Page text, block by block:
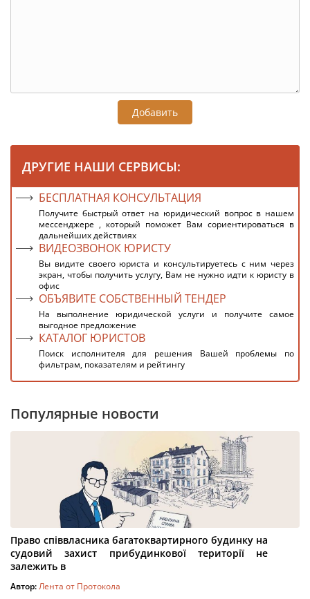
Добавить
ДРУГИЕ НАШИ СЕРВИСЫ:
БЕСПЛАТНАЯ КОНСУЛЬТАЦИЯ
Получите быстрый ответ на юридический вопрос в нашем
мессенджере , который поможет Вам сориентироваться в
дальнейших действиях
ВИДЕОЗВОНОК ЮРИСТУ
Вы видите своего юриста и консультируетесь с ним через
экран, чтобы получить услугу, Вам не нужно идти к юристу в
офис
ОБЪЯВИТЕ СОБСТВЕННЫЙ ТЕНДЕР
На выполнение юридической услуги и получите самое
выгодное предложение
КАТАЛОГ ЮРИСТОВ
Поиск исполнителя для решения Вашей проблемы по
фильтрам, показателям и рейтингу
Популярные новости
Право співвласника багатоквартирного будинку на
судовий захист прибудинкової території не
залежить в
Автор:Лента от Протокола